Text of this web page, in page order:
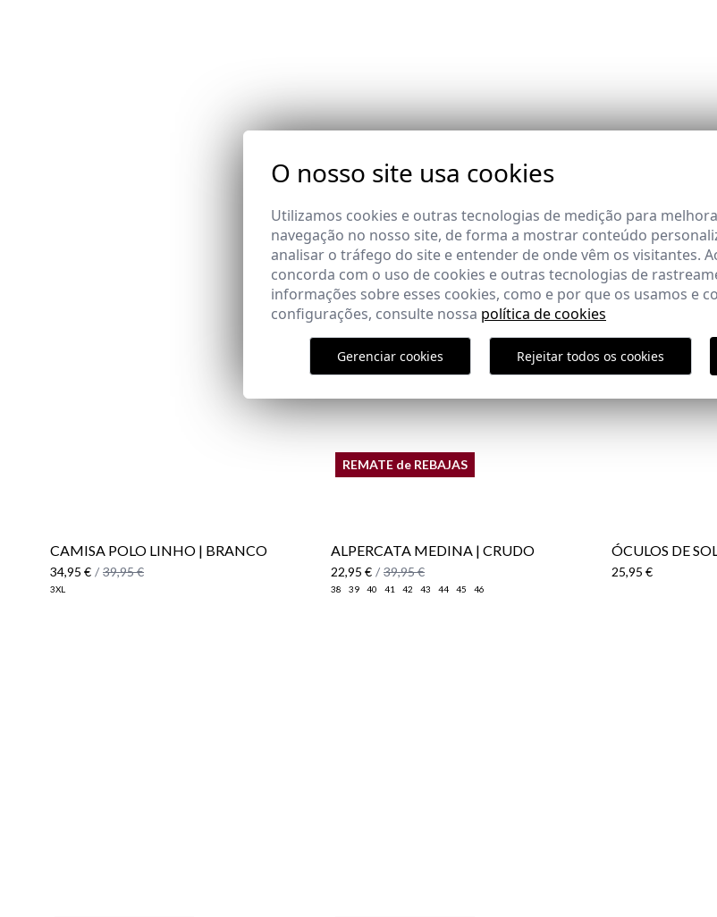
COMPLETAR O SEU LOOK
CAMISA POLO LINHO | BRANCO
34,95 € / 39,95 €
3XL
REMATE de REBAJAS
ALPERCATA MEDINA | CRUDO
22,95 € / 39,95 €
38 39 40 41 42 43 44 45 46
ÓCULOS DE
25,95 €
O nosso site usa cookies
Utilizamos cookies e outras tecnologias de medição para
navegação no nosso site, de forma a mostrar conteúdo
analisar o tráfego do site e entender de onde vêm os visitantes.
concorda com o uso de cookies e outras tecnologias de
informações sobre esses cookies, como e por que os usamos e
configurações, consulte nossa política de cookies
Gerenciar cookies Rejeitar todos os cookies